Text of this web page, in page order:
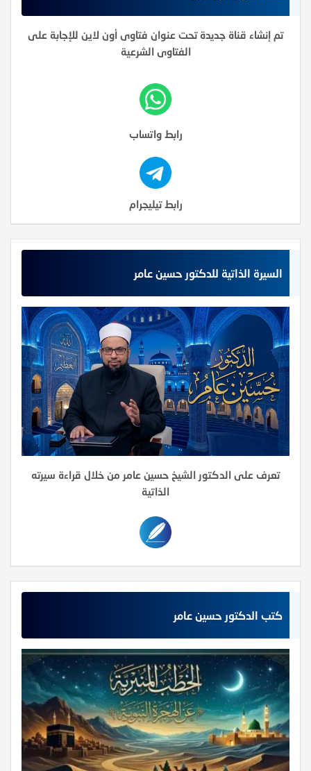
تم إنشاء قناة جديدة تحت عنوان فتاوى أون لاين للإجابة على
الفتاوى الشرعية
رابط واتساب
رابط تيليجرام
السيرة الذاتية للدكتور حسين عامر
تعرف على الدكتور الشيخ حسين عامر من خلال قراءة سيرته
الذاتية
كتب الدكتور حسين عامر